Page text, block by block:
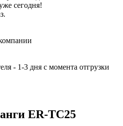
сегодня!
- 1-3 дня с момента отгрузки
ER-TC25